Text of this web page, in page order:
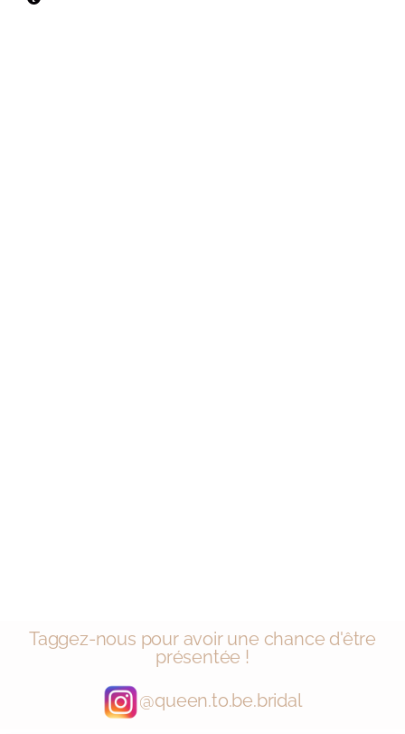
Taggez-nous pour avoir une chance d'être
présentée !
@queen.to.be.bridal